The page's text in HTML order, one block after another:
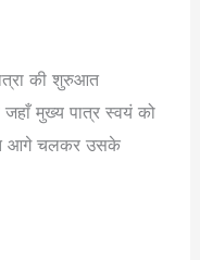
की शुरुआत
मुख्य पात्र स्वयं को
आगे चलकर उसके